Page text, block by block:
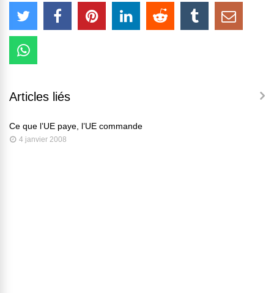
Articles liés
Ce que l’UE paye, l’UE commande
4 janvier 2008